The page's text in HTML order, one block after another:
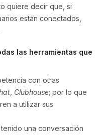
quiere decir que, si
están conectados,
las herramientas que
con otras
Clubhouse; por lo que
a utilizar sus
una conversación